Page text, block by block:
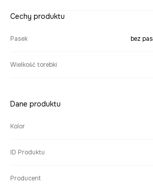
Cechy produktu
Pasek bez
Wielkość torebki
Dane produktu
Kolor
ID Produktu
Producent